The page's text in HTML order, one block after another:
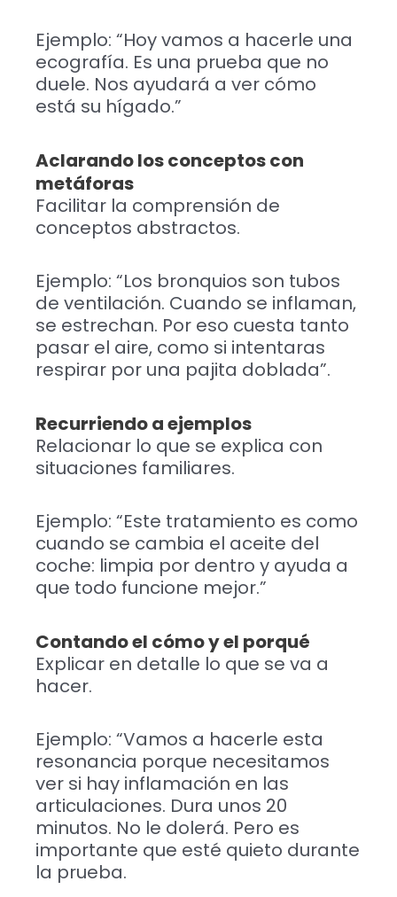
Ejemplo: “Hoy vamos a hacerle una
ecografía. Es una prueba que no
duele. Nos ayudará a ver cómo
está su hígado.”
Aclarando los conceptos con
metáforas
Facilitar la comprensión de
conceptos abstractos.
Ejemplo: “Los bronquios son tubos
de ventilación. Cuando se inflaman,
se estrechan. Por eso cuesta tanto
pasar el aire, como si intentaras
respirar por una pajita doblada”.
Recurriendo a ejemplos
Relacionar lo que se explica con
situaciones familiares.
Ejemplo: “Este tratamiento es como
cuando se cambia el aceite del
coche: limpia por dentro y ayuda a
que todo funcione mejor.”
Contando el cómo y el porqué
Explicar en detalle lo que se va a
hacer.
Ejemplo: “Vamos a hacerle esta
resonancia porque necesitamos
ver si hay inflamación en las
articulaciones. Dura unos 20
minutos. No le dolerá. Pero es
importante que esté quieto durante
la prueba.